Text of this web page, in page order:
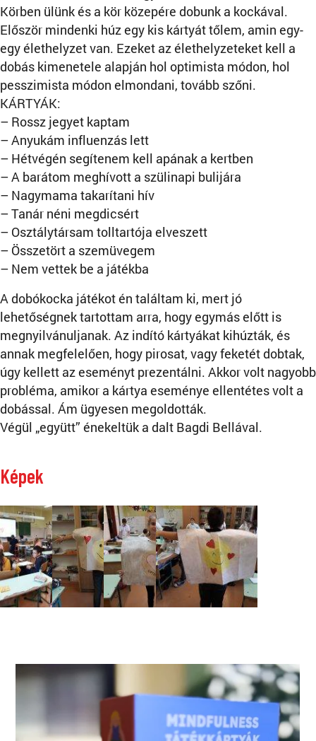
Körben ülünk és a kör közepére dobunk a kockával.
Először mindenki húz egy kis kártyát tőlem, amin egy-
egy élethelyzet van. Ezeket az élethelyzeteket kell a
dobás kimenetele alapján hol optimista módon, hol
pesszimista módon elmondani, tovább szőni.
KÁRTYÁK:
– Rossz jegyet kaptam
– Anyukám influenzás lett
– Hétvégén segítenem kell apának a kertben
– A barátom meghívott a szülinapi bulijára
– Nagymama takarítani hív
– Tanár néni megdicsért
– Osztálytársam tolltartója elveszett
– Összetört a szemüvegem
– Nem vettek be a játékba
A dobókocka játékot én találtam ki, mert jó
lehetőségnek tartottam arra, hogy egymás előtt is
megnyilvánuljanak. Az indító kártyákat kihúzták, és
annak megfelelően, hogy pirosat, vagy feketét dobtak,
úgy kellett az eseményt prezentálni. Akkor volt nagyobb
probléma, amikor a kártya eseménye ellentétes volt a
dobással. Ám ügyesen megoldották.
Végül „együtt” énekeltük a dalt Bagdi Bellával.
Képek